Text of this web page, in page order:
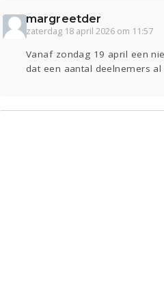
Zwanger
Psyche
margreetder
zaterdag 18 april 2026 om 11:57
Vanaf zondag 19 april een
dat een aantal deelnemers